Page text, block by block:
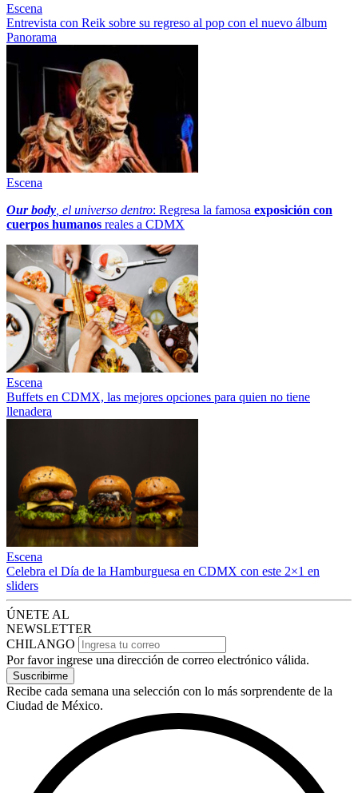
Escena
Entrevista con Reik sobre su regreso al pop con el nuevo álbum
Panorama
Escena
Our body , el universo dentro: Regresa la famosa exposición con
cuerpos humanos reales a CDMX
Escena
Buffets en CDMX, las mejores opciones para quien no tiene
llenadera
Escena
Celebra el Día de la Hamburguesa en CDMX con este 2×1 en
sliders
ÚNETE AL
NEWSLETTER
CHILANGO
Por favor ingrese una dirección de correo electrónico válida.
Suscribirme
Recibe cada semana una selección con lo más sorprendente de la
Ciudad de México.